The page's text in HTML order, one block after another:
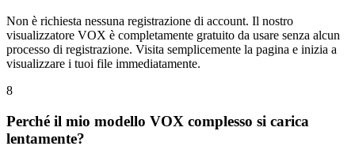
Non è richiesta nessuna registrazione di account. Il nostro
visualizzatore VOX è completamente gratuito da usare senza alcun
processo di registrazione. Visita semplicemente la pagina e inizia a
visualizzare i tuoi file immediatamente.
8
Perché il mio modello VOX complesso si carica
lentamente?